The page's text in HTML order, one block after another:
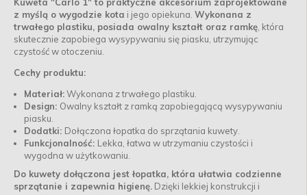
z myślą o wygodzie kota i jego opiekuna. Wykonana z
trwałego plastiku, posiada owalny kształt oraz ramkę , która
skutecznie zapobiega wysypywaniu się piasku, utrzymując
czystość w otoczeniu.
Cechy produktu:
Materiał:Wykonana z trwałego plastiku.
Design: Owalny kształt z ramką zapobiegającą wysypywaniu
piasku.
Dodatki: Dołączona łopatka do sprzątania kuwety.
Funkcjonalność: Lekka, łatwa w utrzymaniu czystości i
wygodna w użytkowaniu.
Do kuwety dołączona jest łopatka, która ułatwia codzienne
sprzątanie i zapewnia higienę. Dzięki lekkiej konstrukcji i